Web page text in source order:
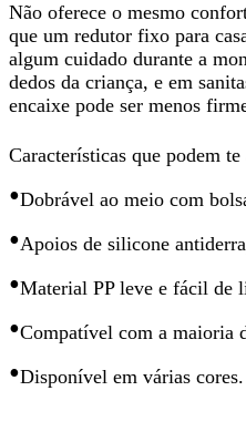
Não oferece o mesmo
que um redutor fixo para
algum cuidado durante a
dedos da criança, e em
encaixe pode ser menos
Características que podem te
•Dobrável ao meio com
•Apoios de silicone
•Material PP leve e fácil de
•Compatível com a maioria
•Disponível em várias cores.